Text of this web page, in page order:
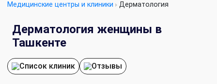
Медицинские центры и клиники Дерматология
Дерматология женщины в
Ташкенте
Список клиник Отзывы